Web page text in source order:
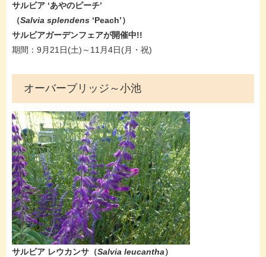
サルビア ‘あやのピーチ’​
（Salvia splendens ‘Peach’）​
サルビアガーデンフェアが開催中!!
期間：9月21日(土)～11月4日(月・祝)
オーバーブリッジ～小池
サルビア レウカンサ （Salvia leucantha）